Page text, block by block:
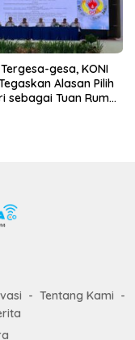
gesa, KONI
Alasan Pilih
sebagai Tuan Rumah
Tentang Kami